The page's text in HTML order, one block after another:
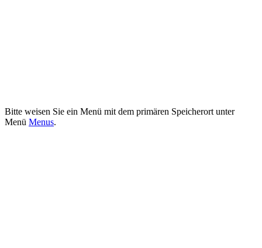
Bitte weisen Sie ein Menü mit dem primären Speicherort unter
Menü Menus.